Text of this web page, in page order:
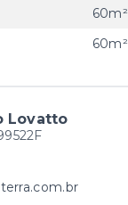
60m²
60m²
Lovatto